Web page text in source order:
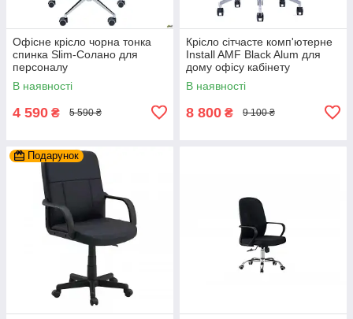
Офісне крісло чорна тонка
спинка Slim-Солано для
персоналу
В наявності
4 590 ₴ 5 590 ₴
Крісло сітчасте комп'ютерне
Install AMF Black Alum для
дому офісу кабінету
керівника
В наявності
8 800 ₴ 9 100 ₴
Подарунок